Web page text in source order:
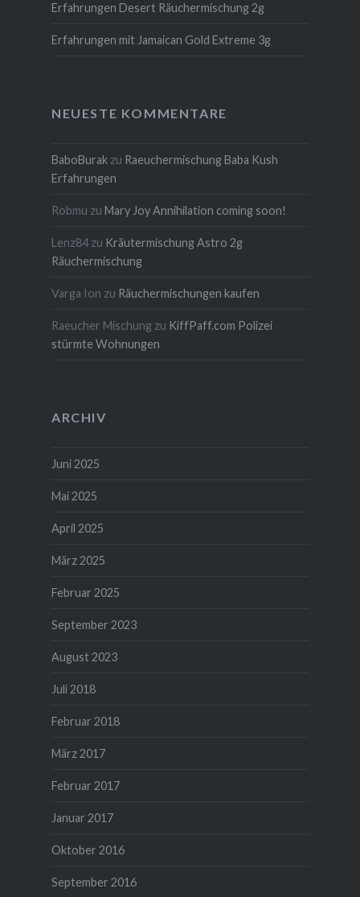
Erfahrungen Desert Räuchermischung 2g
Erfahrungen mit Jamaican Gold Extreme 3g
NEUESTE KOMMENTARE
BaboBurakzu Raeuchermischung Baba Kush
Erfahrungen
Robmu zu Mary Joy Annihilation coming soon!
Lenz84zu Kräutermischung Astro 2g
Räuchermischung
Varga Ion zu Räuchermischungen kaufen
Raeucher Mischung zu KiffPaff.com Polizei
stürmte Wohnungen
ARCHIV
Juni 2025
Mai 2025
April 2025
März 2025
Februar 2025
September 2023
August 2023
Juli 2018
Februar 2018
März 2017
Februar 2017
Januar 2017
Oktober 2016
September 2016